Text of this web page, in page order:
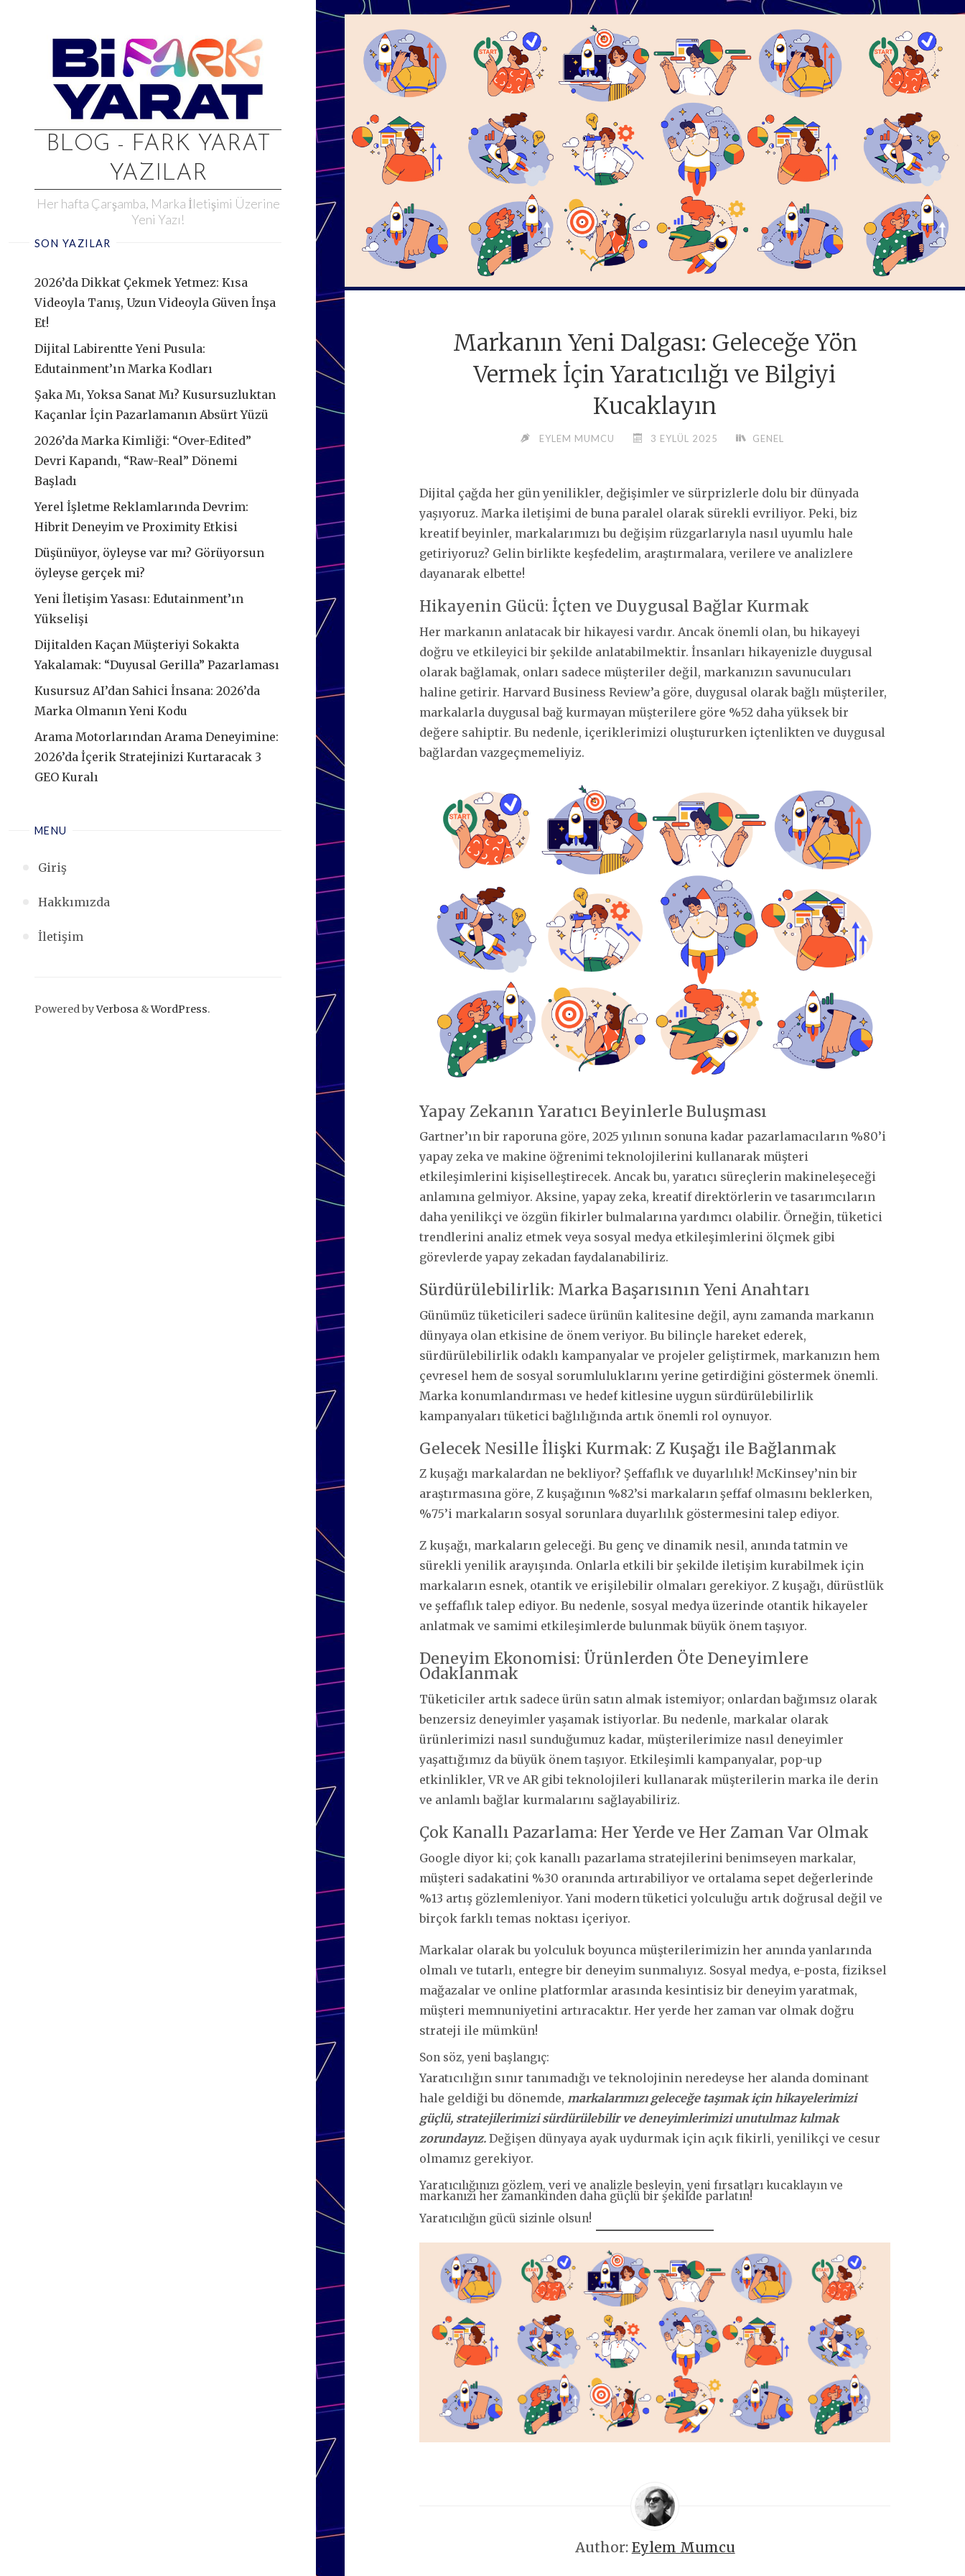
BLOG - FARK YARAT
YAZILAR
Her hafta Çarşamba, Marka İletişimi Üzerine
Yeni Yazı!
SON YAZILAR
2026’da Dikkat Çekmek Yetmez: Kısa
Videoyla Tanış, Uzun Videoyla Güven İnşa
Et!
Dijital Labirentte Yeni Pusula:
Edutainment’ın Marka Kodları
Şaka Mı, Yoksa Sanat Mı? Kusursuzluktan
Kaçanlar İçin Pazarlamanın Absürt Yüzü
2026’da Marka Kimliği: “Over-Edited”
Devri Kapandı, “Raw-Real” Dönemi
Başladı
Yerel İşletme Reklamlarında Devrim:
Hibrit Deneyim ve Proximity Etkisi
Düşünüyor, öyleyse var mı? Görüyorsun
öyleyse gerçek mi?
Yeni İletişim Yasası: Edutainment’ın
Yükselişi
Dijitalden Kaçan Müşteriyi Sokakta
Yakalamak: “Duyusal Gerilla” Pazarlaması
Kusursuz AI’dan Sahici İnsana: 2026’da
Marka Olmanın Yeni Kodu
Arama Motorlarından Arama Deneyimine:
2026’da İçerik Stratejinizi Kurtaracak 3
GEO Kuralı
MENU
Giriş
Hakkımızda
İletişim
Powered byVerbosa &WordPress.
Markanın Yeni Dalgası: Geleceğe Yön
Vermek İçin Yaratıcılığı ve Bilgiyi
Kucaklayın
EYLEM MUMCU 3 EYLÜL 2025 GENEL
Dijital çağda her gün yenilikler, değişimler ve sürprizlerle dolu bir dünyada
yaşıyoruz. Marka iletişimi de buna paralel olarak sürekli evriliyor. Peki, biz
kreatif beyinler, markalarımızı bu değişim rüzgarlarıyla nasıl uyumlu hale
getiriyoruz? Gelin birlikte keşfedelim, araştırmalara, verilere ve analizlere
dayanarak elbette!
Hikayenin Gücü: İçten ve Duygusal Bağlar Kurmak
Her markanın anlatacak bir hikayesi vardır. Ancak önemli olan, bu hikayeyi
doğru ve etkileyici bir şekilde anlatabilmektir. İnsanları hikayenizle duygusal
olarak bağlamak, onları sadece müşteriler değil, markanızın savunucuları
haline getirir. Harvard Business Review’a göre, duygusal olarak bağlı müşteriler,
markalarla duygusal bağ kurmayan müşterilere göre %52 daha yüksek bir
değere sahiptir. Bu nedenle, içeriklerimizi oluştururken içtenlikten ve duygusal
bağlardan vazgeçmemeliyiz.
Yapay Zekanın Yaratıcı Beyinlerle Buluşması
Gartner’ın bir raporuna göre, 2025 yılının sonuna kadar pazarlamacıların %80’i
yapay zeka ve makine öğrenimi teknolojilerini kullanarak müşteri
etkileşimlerini kişiselleştirecek. Ancak bu, yaratıcı süreçlerin makineleşeceği
anlamına gelmiyor. Aksine, yapay zeka, kreatif direktörlerin ve tasarımcıların
daha yenilikçi ve özgün fikirler bulmalarına yardımcı olabilir. Örneğin, tüketici
trendlerini analiz etmek veya sosyal medya etkileşimlerini ölçmek gibi
görevlerde yapay zekadan faydalanabiliriz.
Sürdürülebilirlik: Marka Başarısının Yeni Anahtarı
Günümüz tüketicileri sadece ürünün kalitesine değil, aynı zamanda markanın
dünyaya olan etkisine de önem veriyor. Bu bilinçle hareket ederek,
sürdürülebilirlik odaklı kampanyalar ve projeler geliştirmek, markanızın hem
çevresel hem de sosyal sorumluluklarını yerine getirdiğini göstermek önemli.
Marka konumlandırması ve hedef kitlesine uygun sürdürülebilirlik
kampanyaları tüketici bağlılığında artık önemli rol oynuyor.
Gelecek Nesille İlişki Kurmak: Z Kuşağı ile Bağlanmak
Z kuşağı markalardan ne bekliyor? Şeffaflık ve duyarlılık! McKinsey’nin bir
araştırmasına göre, Z kuşağının %82’si markaların şeffaf olmasını beklerken,
%75’i markaların sosyal sorunlara duyarlılık göstermesini talep ediyor.
Z kuşağı, markaların geleceği. Bu genç ve dinamik nesil, anında tatmin ve
sürekli yenilik arayışında. Onlarla etkili bir şekilde iletişim kurabilmek için
markaların esnek, otantik ve erişilebilir olmaları gerekiyor. Z kuşağı, dürüstlük
ve şeffaflık talep ediyor. Bu nedenle, sosyal medya üzerinde otantik hikayeler
anlatmak ve samimi etkileşimlerde bulunmak büyük önem taşıyor.
Deneyim Ekonomisi: Ürünlerden Öte Deneyimlere
Odaklanmak
Tüketiciler artık sadece ürün satın almak istemiyor; onlardan bağımsız olarak
benzersiz deneyimler yaşamak istiyorlar. Bu nedenle, markalar olarak
ürünlerimizi nasıl sunduğumuz kadar, müşterilerimize nasıl deneyimler
yaşattığımız da büyük önem taşıyor. Etkileşimli kampanyalar, pop-up
etkinlikler, VR ve AR gibi teknolojileri kullanarak müşterilerin marka ile derin
ve anlamlı bağlar kurmalarını sağlayabiliriz.
Çok Kanallı Pazarlama: Her Yerde ve Her Zaman Var Olmak
Google diyor ki; çok kanallı pazarlama stratejilerini benimseyen markalar,
müşteri sadakatini %30 oranında artırabiliyor ve ortalama sepet değerlerinde
%13 artış gözlemleniyor. Yani modern tüketici yolculuğu artık doğrusal değil ve
birçok farklı temas noktası içeriyor.
Markalar olarak bu yolculuk boyunca müşterilerimizin her anında yanlarında
olmalı ve tutarlı, entegre bir deneyim sunmalıyız. Sosyal medya, e-posta, fiziksel
mağazalar ve online platformlar arasında kesintisiz bir deneyim yaratmak,
müşteri memnuniyetini artıracaktır. Her yerde her zaman var olmak doğru
strateji ile mümkün!
Son söz, yeni başlangıç:
Yaratıcılığın sınır tanımadığı ve teknolojinin neredeyse her alanda dominant
hale geldiği bu dönemde, markalarımızı geleceğe taşımak için hikayelerimizi
güçlü, stratejilerimizi sürdürülebilir ve deneyimlerimizi unutulmaz kılmak
zorundayız.Değişen dünyaya ayak uydurmak için açık fikirli, yenilikçi ve cesur
olmamız gerekiyor.
Yaratıcılığınızı gözlem, veri ve analizle besleyin, yeni fırsatları kucaklayın ve
markanızı her zamankinden daha güçlü bir şekilde parlatın!
Yaratıcılığın gücü sizinle olsun!
Author: Eylem Mumcu